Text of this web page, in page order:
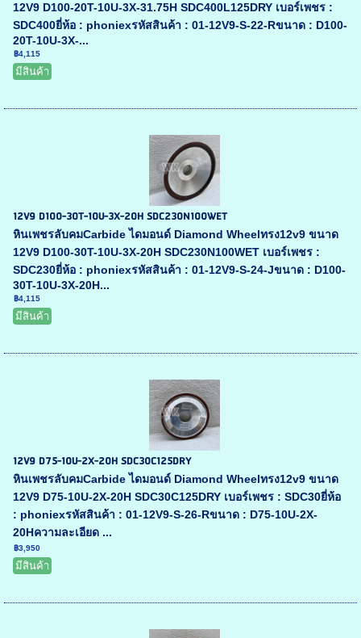
12V9 D100-20T-10U-3X-31.75H SDC400L125DRY เบอร์เพชร :
SDC400ยี่ห้อ : phoniexรหัสสินค้า : 01-12V9-S-22-Rขนาด : D100-
20T-10U-3X-...
฿4,115
มีสินค้า
12V9 D100-30T-10U-3X-20H SDC230N100WET
หินเพชรลับคมCarbide ไดมอนด์ Diamond Wheelทรง12v9 ขนาด
12V9 D100-30T-10U-3X-20H SDC230N100WET เบอร์เพชร :
SDC230ยี่ห้อ : phoniexรหัสสินค้า : 01-12V9-S-24-Jขนาด : D100-
30T-10U-3X-20H...
฿4,115
มีสินค้า
12V9 D75-10U-2X-20H SDC30C125DRY
หินเพชรลับคมCarbide ไดมอนด์ Diamond Wheelทรง12v9 ขนาด
12V9 D75-10U-2X-20H SDC30C125DRY เบอร์เพชร : SDC30ยี่ห้อ
: phoniexรหัสสินค้า : 01-12V9-S-26-Rขนาด : D75-10U-2X-
20Hความละเอียด ...
฿3,950
มีสินค้า